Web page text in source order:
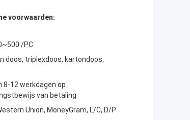
voorwaarden:
/PC
doos, triplexdoos, kartondoos,
8-12 werkdagen op
van betaling
Union, MoneyGram, L/C, D/P